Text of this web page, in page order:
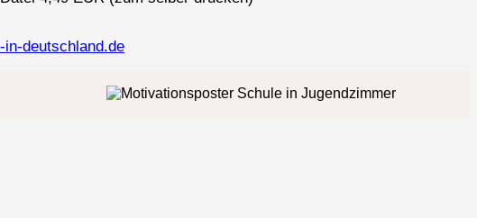
in-deutschland.de